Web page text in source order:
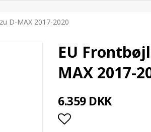
D-MAX 2017-2020
EU
MAX 2017-
6.359 DKK